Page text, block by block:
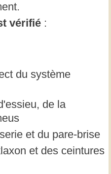
vérifié :
du système
de la
et du pare-brise
et des ceintures